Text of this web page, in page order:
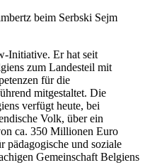
beim Serbski Sejm
Initiative. Er hat seit
zum Landesteil mit
für die
mitgestaltet. Die
verfügt heute, bei
Volk, über ein
ca. 350 Millionen Euro
pädagogische und soziale
Gemeinschaft Belgiens